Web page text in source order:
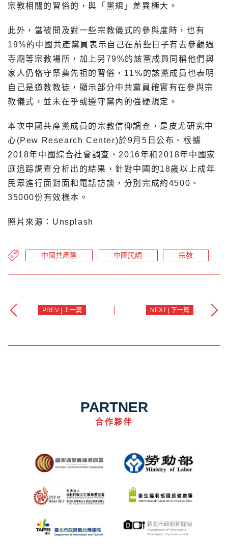
宗教相關的習俗的，與「黨規」差異極大。
此外，當被問及對一些宗教儀式的參與度時，也有
19%的中國共產黨員表示自己在前些日子有去參觀過
寺廟等宗教場所，加上另79%的該黨成員同稱他們與
家人仍恪守祭奠先祖的習俗，11%的該黨成員也表明
自己是道教教徒，顯示部分中共黨員確實有在參與宗
教儀式，並未在乎或遵守黨內的強硬規定。
本次中國共產黨成員的宗教信仰調查，是皮尤研究中
心(Pew Research Center)於9月5日公布、根據
2018年中國綜合社會調查、2016年和2018年中國家
庭追踪調查分析出的結果，針對中國的18歲以上成年
民眾進行面對面和電話訪談，分別完成約4500、
35000份有效樣本。
照片來源：Unsplash
中國共產黨 中國民調 宗教
PREV | 上一篇 NEXT | 下一篇
PARTNER
合作夥伴